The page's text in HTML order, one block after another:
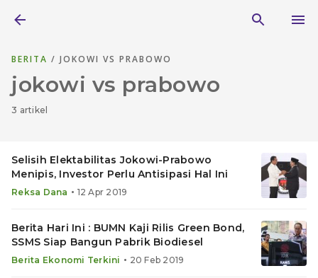
BERITA / JOKOWI VS PRABOWO
jokowi vs prabowo
3 artikel
Selisih Elektabilitas Jokowi-Prabowo
Menipis, Investor Perlu Antisipasi Hal Ini
Reksa Dana • 12 Apr 2019
Berita Hari Ini : BUMN Kaji Rilis Green Bond,
SSMS Siap Bangun Pabrik Biodiesel
Berita Ekonomi Terkini • 20 Feb 2019